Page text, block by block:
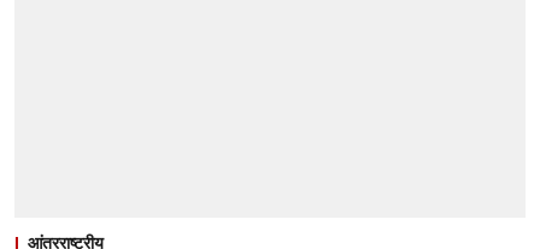
आंतरराष्ट्रीय